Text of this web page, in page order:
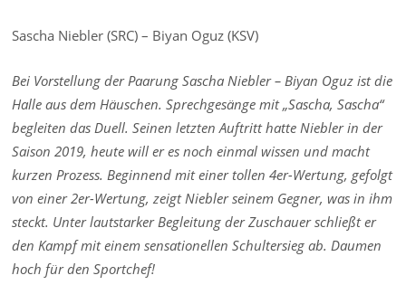
Sascha Niebler (SRC) – Biyan Oguz (KSV)
Bei Vorstellung der Paarung Sascha Niebler – Biyan Oguz ist die
Halle aus dem Häuschen. Sprechgesänge mit „Sascha, Sascha“
begleiten das Duell. Seinen letzten Auftritt hatte Niebler in der
Saison 2019, heute will er es noch einmal wissen und macht
kurzen Prozess. Beginnend mit einer tollen 4er-Wertung, gefolgt
von einer 2er-Wertung, zeigt Niebler seinem Gegner, was in ihm
steckt. Unter lautstarker Begleitung der Zuschauer schließt er
den Kampf mit einem sensationellen Schultersieg ab. Daumen
hoch für den Sportchef!